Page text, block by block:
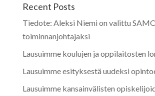
Recent Posts
Tiedote: Aleksi Niemi on valittu
toiminnanjohtajaksi
Lausuimme koulujen ja oppilaitosten
Lausuimme esityksestä uudeksi
Lausuimme kansainvälisten